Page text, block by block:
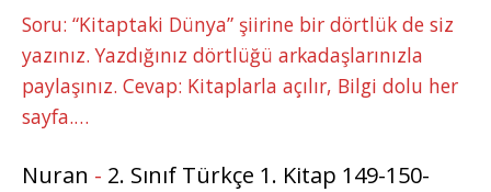
Soru: “Kitaptaki Dünya” şiirine bir dörtlük de siz
yazınız. Yazdığınız dörtlüğü arkadaşlarınızla
paylaşınız. Cevap: Kitaplarla açılır, Bilgi dolu her
sayfa.…
Nuran - 2. Sınıf Türkçe 1. Kitap 149-150-